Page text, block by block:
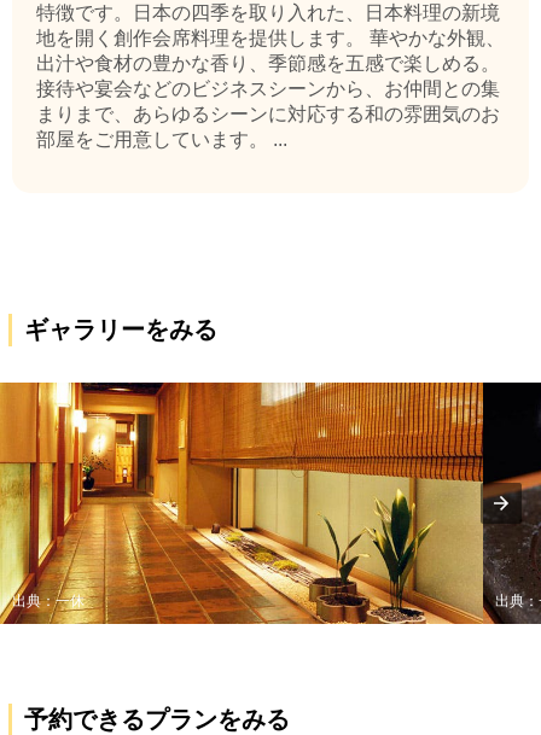
特徴です。日本の四季を取り入れた、日本料理の新境
地を開く創作会席料理を提供します。 華やかな外観、
出汁や食材の豊かな香り、季節感を五感で楽しめる。
接待や宴会などのビジネスシーンから、お仲間との集
まりまで、あらゆるシーンに対応する和の雰囲気のお
部屋をご用意しています。 ...
ギャラリーをみる
出典：一休 出典
予約できるプランをみる